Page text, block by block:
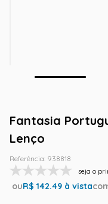
Fantasia
Lenço
Referência: 938818
seja o
ouR$ 142.49 à vista